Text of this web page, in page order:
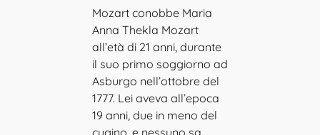
Mozart conobbe Maria
Anna Thekla Mozart
all’età di 21 anni, durante
il suo primo soggiorno ad
Asburgo nell’ottobre del
1777. Lei aveva all’epoca
19 anni, due in meno del